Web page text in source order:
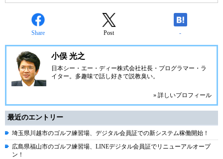
Share Post -
小俣 光之
日本シー・エー・ディー株式会社社長・プログラマー・ラ
イター。多趣味で話し好きで説教臭い。
» 詳しいプロフィール
最近のエントリー
埼玉県川越市のゴルフ練習場、デジタル会員証での新システム稼働開始！
広島県福山市のゴルフ練習場、LINEデジタル会員証でリニューアルオープ
ン！